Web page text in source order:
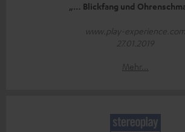
„… Blickfang und
www.play-experience.com
27.01.2019
Mehr...